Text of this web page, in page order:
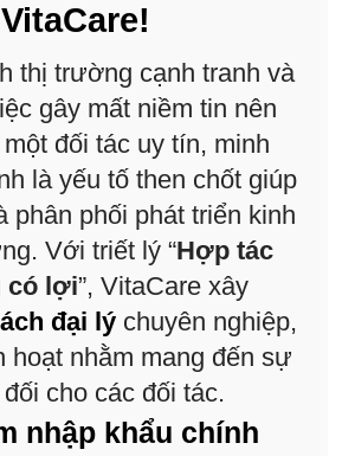
thị trường cạnh tranh và
gây mất niềm tin nên
đối tác uy tín, minh
là yếu tố then chốt giúp
phân phối phát triển kinh
Với triết lý “Hợp tác
có lợi”, VitaCare xây
đại lý chuyên nghiệp,
hoạt nhằm mang đến sự
cho các đối tác.
nhập khẩu chính